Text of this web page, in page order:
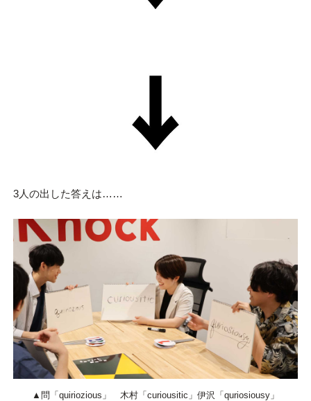
3人の出した答えは……
▲問「quiriozious」 木村「curiousitic」伊沢「quriosiousy」